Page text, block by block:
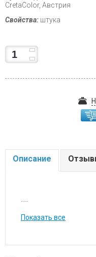
CretaColor, Австрия
Свойства: штука
Описание
Показать все